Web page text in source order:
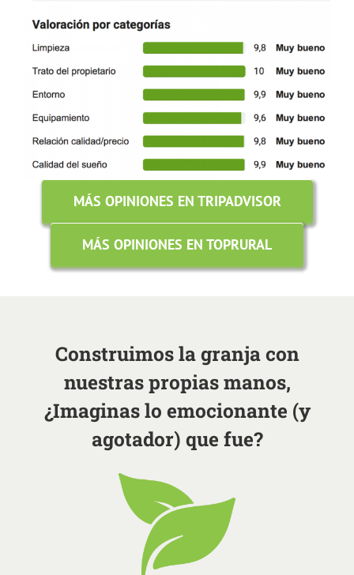
MÁS OPINIONES EN TRIPADVISOR
MÁS OPINIONES EN TOPRURAL
Construimos la granja con
nuestras propias manos,
¿Imaginas lo emocionante (y
agotador) que fue?